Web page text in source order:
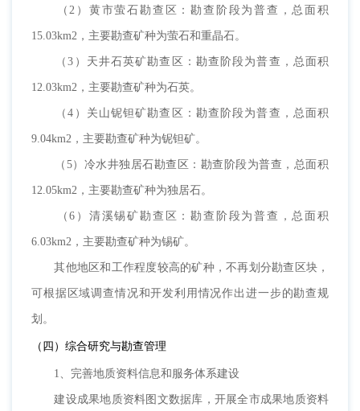
（2）黄市萤石勘查区：勘查阶段为普查，总面积
15.03km2，主要勘查矿种为萤石和重晶石。
（3）天井石英矿勘查区：勘查阶段为普查，总面积
12.03km2，主要勘查矿种为石英。
（4）关山铌钽矿勘查区：勘查阶段为普查，总面积
9.04km2，主要勘查矿种为铌钽矿。
（5）冷水井独居石勘查区：勘查阶段为普查，总面积
12.05km2，主要勘查矿种为独居石。
（6）清溪锡矿勘查区：勘查阶段为普查，总面积
6.03km2，主要勘查矿种为锡矿。
其他地区和工作程度较高的矿种，不再划分勘查区块，
可根据区域调查情况和开发利用情况作出进一步的勘查规
划。
（四）综合研究与勘查管理
1、完善地质资料信息和服务体系建设
建设成果地质资料图文数据库，开展全市成果地质资料